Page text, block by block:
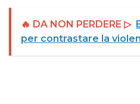
🔥 DA NON PERDERE ▷
per contrastare la